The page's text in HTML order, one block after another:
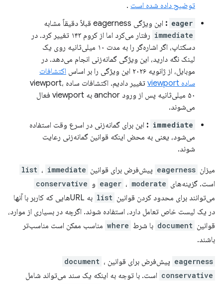
توضیح داده شده است .
eager
: این ویژگی eagerness قبلاً دقیقاً مشابه
immediate
رفتار می‌کرد اما از کروم ۱۴۳ تغییر کرد. در
دسکتاپ، اگر اشاره‌گر را به مدت ۱۰ میلی‌ثانیه روی یک
لینک نگه دارید، این ویژگی گمانه‌زنی انجام می‌دهد. در
موبایل، از ژانویه ۲۰۲۶ این ویژگی را بر اساس
اکتشافات
ساده viewport
تغییر دادیم. اکتشافات ساده viewport،
۵۰ میلی‌ثانیه پس از ورود anchor به viewport فعال
می‌شوند.
immediate
: این برای گمانه‌زنی در اسرع وقت استفاده
می‌شود، یعنی به محض اینکه قوانین گمانه‌زنی رعایت
شوند.
میزان eagerness پیش‌فرض برای قوانین list ، immediate
است. گزینه‌های eager ، moderate و conservative
می‌توانند برای محدود کردن قوانین list
به URLهایی که کاربر با آنها
در یک لیست خاص تعامل دارد، استفاده شوند. اگرچه در بسیاری از موارد،
قوانین document با شرط where مناسب ممکن است مناسب‌تر
باشند.
eagerness پیش‌فرض برای قوانین document ،
conservative است. با توجه به اینکه یک سند می‌تواند شامل